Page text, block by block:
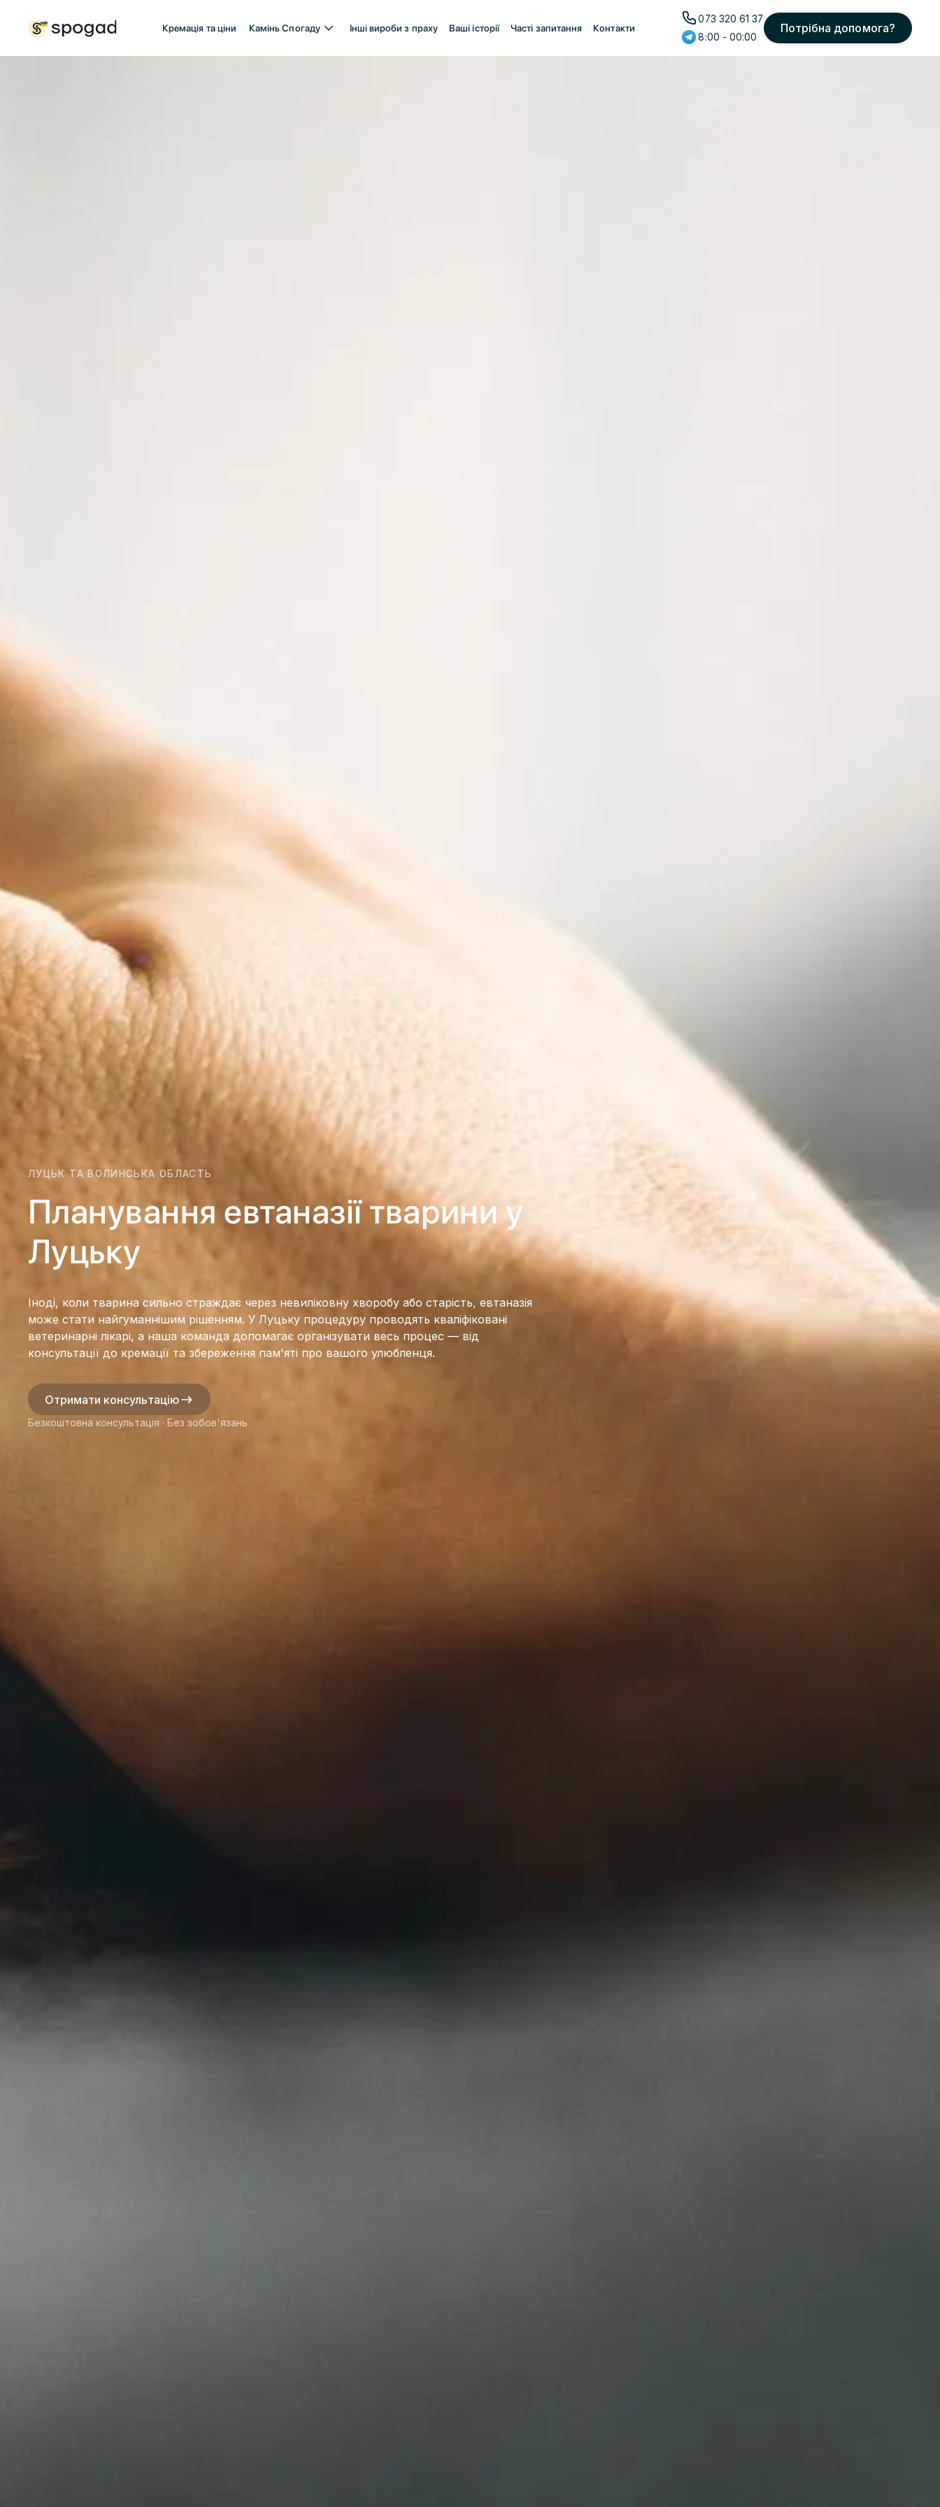
Кремація та ціни Камінь Спогаду Інші вироби з праху Ваші історії Часті запитання Контакти
073 320 61 37
8:00 - 00:00
Потрібна допомога?
ЛУЦЬК ТА ВОЛИНСЬКА ОБЛАСТЬ
Планування евтаназії тварини у
Луцьку
Іноді, коли тварина сильно страждає через невиліковну хворобу або старість, евтаназія
може стати найгуманнішим рішенням. У Луцьку процедуру проводять кваліфіковані
ветеринарні лікарі, а наша команда допомагає організувати весь процес — від
консультації до кремації та збереження пам'яті про вашого улюбленця.
Отримати консультацію
Безкоштовна консультація · Без зобов'язань